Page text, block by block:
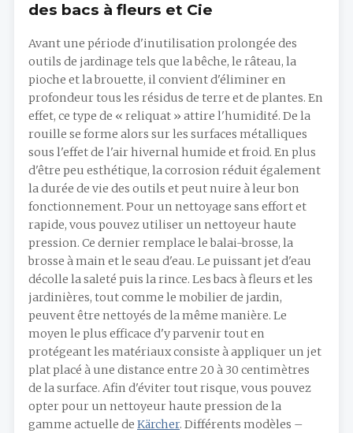
des bacs à fleurs et Cie
Avant une période d'inutilisation prolongée des
outils de jardinage tels que la bêche, le râteau, la
pioche et la brouette, il convient d'éliminer en
profondeur tous les résidus de terre et de plantes. En
effet, ce type de « reliquat » attire l'humidité. De la
rouille se forme alors sur les surfaces métalliques
sous l'effet de l'air hivernal humide et froid. En plus
d'être peu esthétique, la corrosion réduit également
la durée de vie des outils et peut nuire à leur bon
fonctionnement. Pour un nettoyage sans effort et
rapide, vous pouvez utiliser un nettoyeur haute
pression. Ce dernier remplace le balai-brosse, la
brosse à main et le seau d'eau. Le puissant jet d'eau
décolle la saleté puis la rince. Les bacs à fleurs et les
jardinières, tout comme le mobilier de jardin,
peuvent être nettoyés de la même manière. Le
moyen le plus efficace d'y parvenir tout en
protégeant les matériaux consiste à appliquer un jet
plat placé à une distance entre 20 à 30 centimètres
de la surface. Afin d'éviter tout risque, vous pouvez
opter pour un nettoyeur haute pression de la
gamme actuelle de Kärcher. Différents modèles –